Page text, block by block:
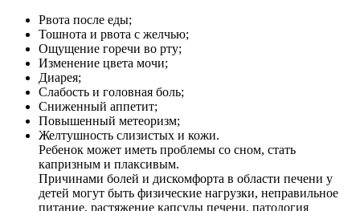
Рвота после еды;
Тошнота и рвота с желчью;
Ощущение горечи во рту;
Изменение цвета мочи;
Диарея;
Слабость и головная боль;
Сниженный аппетит;
Повышенный метеоризм;
Желтушность слизистых и кожи.
Ребенок может иметь проблемы со сном, стать
капризным и плаксивым.
Причинами болей и дискомфорта в области печени у
детей могут быть физические нагрузки, неправильное
питание, растяжение капсулы печени, патология